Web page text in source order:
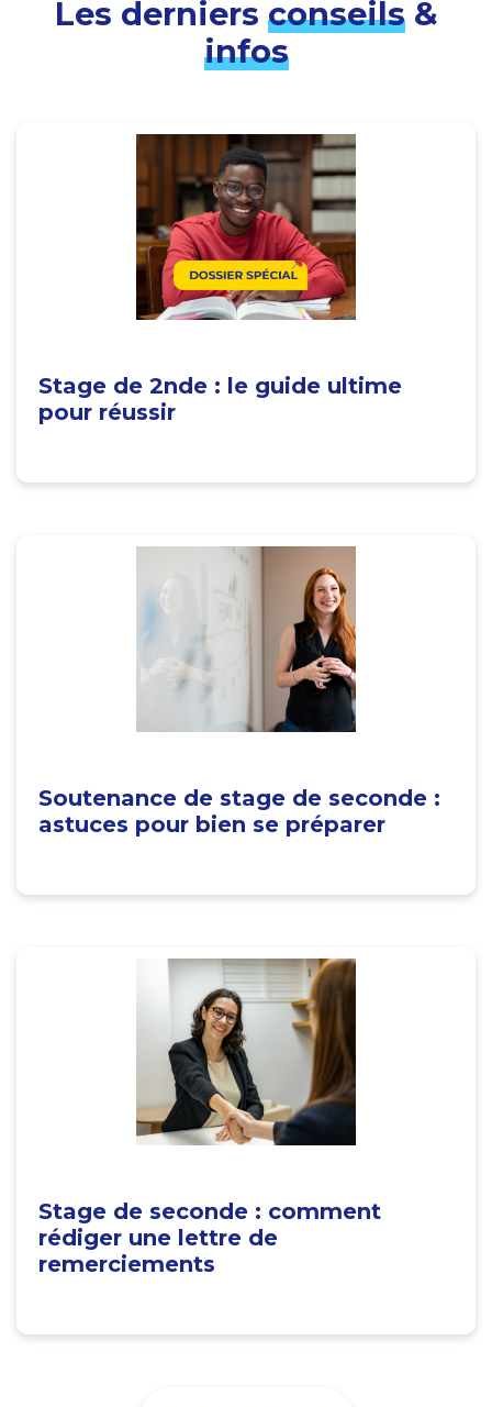
Les derniers conseils&
infos
Stage de 2nde : le guide ultime
pour réussir
Soutenance de stage de seconde :
astuces pour bien se préparer
Stage de seconde : comment
rédiger une lettre de
remerciements